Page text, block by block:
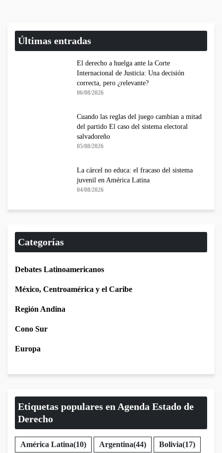
Últimas entradas
El derecho a huelga ante la Corte
Internacional de Justicia: Una decisión
correcta, pero ¿relevante?
06/08/2026
Cuando las reglas del juego cambian a mitad
del partido El caso del sistema electoral
salvadoreño
05/08/2026
La cárcel no educa: el fracaso del sistema
juvenil en América Latina
04/08/2026
Categorías
Debates Latinoamericanos
México, Centroamérica y el Caribe
Región Andina
Cono Sur
Europa
Etiquetas populares en Agenda Estado de
Derecho
América Latina(10) Argentina(44) Bolivia(17)